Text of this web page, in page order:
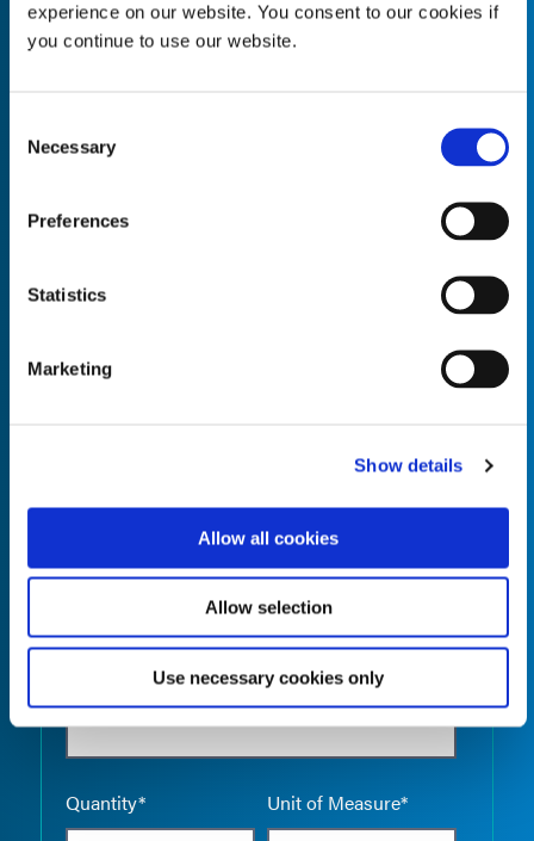
experience on our website. You consent to our cookies if
you continue to use our website.
Selection
Necessary
Preferences
Statistics
Marketing
Show details
Allow all cookies
Allow selection
Use necessary cookies only
Product Name* Empty
Unit of Measure*
Product Name*
Quantity* Unit of Measure*